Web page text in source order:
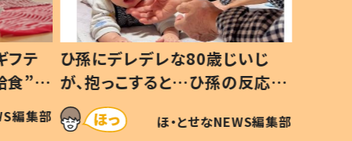
フテ
食”を
親
編集部
ひ孫にデレデレな80歳じいじ
が、抱っこすると…ひ孫の反応に
「涙が出ました」「可愛くて仕方な
い」
ほ・とせなNEWS編集部